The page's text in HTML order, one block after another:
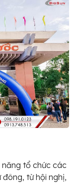
năng tổ chức các
đông, từ hội nghị,